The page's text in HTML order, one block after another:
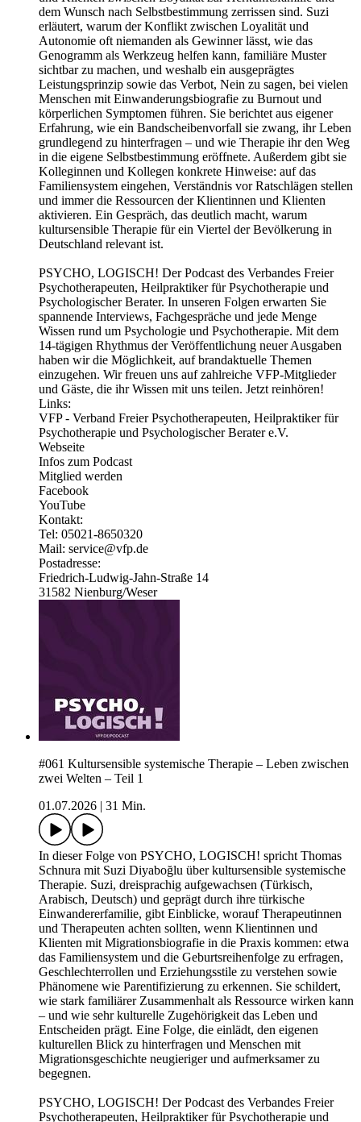
dem Wunsch nach Selbstbestimmung zerrissen sind. Suzi
erläutert, warum der Konflikt zwischen Loyalität und
Autonomie oft niemanden als Gewinner lässt, wie das
Genogramm als Werkzeug helfen kann, familiäre Muster
sichtbar zu machen, und weshalb ein ausgeprägtes
Leistungsprinzip sowie das Verbot, Nein zu sagen, bei vielen
Menschen mit Einwanderungsbiografie zu Burnout und
körperlichen Symptomen führen. Sie berichtet aus eigener
Erfahrung, wie ein Bandscheibenvorfall sie zwang, ihr Leben
grundlegend zu hinterfragen – und wie Therapie ihr den Weg
in die eigene Selbstbestimmung eröffnete. Außerdem gibt sie
Kolleginnen und Kollegen konkrete Hinweise: auf das
Familiensystem eingehen, Verständnis vor Ratschlägen stellen
und immer die Ressourcen der Klientinnen und Klienten
aktivieren. Ein Gespräch, das deutlich macht, warum
kultursensible Therapie für ein Viertel der Bevölkerung in
Deutschland relevant ist.
PSYCHO, LOGISCH! Der Podcast des Verbandes Freier
Psychotherapeuten, Heilpraktiker für Psychotherapie und
Psychologischer Berater. In unseren Folgen erwarten Sie
spannende Interviews, Fachgespräche und jede Menge
Wissen rund um Psychologie und Psychotherapie. Mit dem
14-tägigen Rhythmus der Veröffentlichung neuer Ausgaben
haben wir die Möglichkeit, auf brandaktuelle Themen
einzugehen. Wir freuen uns auf zahlreiche VFP-Mitglieder
und Gäste, die ihr Wissen mit uns teilen. Jetzt reinhören!
Links:
VFP - Verband Freier Psychotherapeuten, Heilpraktiker für
Psychotherapie und Psychologischer Berater e.V.
Webseite
Infos zum Podcast
Mitglied werden
Facebook
YouTube
Kontakt:
Tel: 05021-8650320
Mail: service@vfp.de
Postadresse:
Friedrich-Ludwig-Jahn-Straße 14
31582 Nienburg/Weser
#061 Kultursensible systemische Therapie – Leben zwischen
zwei Welten – Teil 1
01.07.2026
31 Min.
In dieser Folge von PSYCHO, LOGISCH! spricht Thomas
Schnura mit Suzi Diyaboğlu über kultursensible systemische
Therapie. Suzi, dreisprachig aufgewachsen (Türkisch,
Arabisch, Deutsch) und geprägt durch ihre türkische
Einwandererfamilie, gibt Einblicke, worauf Therapeutinnen
und Therapeuten achten sollten, wenn Klientinnen und
Klienten mit Migrationsbiografie in die Praxis kommen: etwa
das Familiensystem und die Geburtsreihenfolge zu erfragen,
Geschlechterrollen und Erziehungsstile zu verstehen sowie
Phänomene wie Parentifizierung zu erkennen. Sie schildert,
wie stark familiärer Zusammenhalt als Ressource wirken kann
– und wie sehr kulturelle Zugehörigkeit das Leben und
Entscheiden prägt. Eine Folge, die einlädt, den eigenen
kulturellen Blick zu hinterfragen und Menschen mit
Migrationsgeschichte neugieriger und aufmerksamer zu
begegnen.
PSYCHO, LOGISCH! Der Podcast des Verbandes Freier
Psychotherapeuten, Heilpraktiker für Psychotherapie und